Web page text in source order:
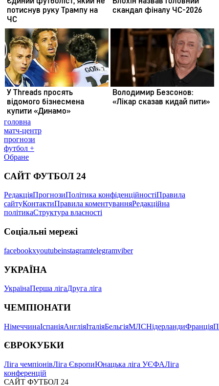
головна
матч-центр
прогнози
футбол +
Обране
САЙТ ФУТБОЛ 24
РедакціяПрогнозиПолітика конфіденційностіПравила
сайтуКонтактиПравила коментуванняРедакційна
політикаСтруктура власності
Соціальні мережі
facebookxyoutubeinstagramtelegramviber
УКРАЇНА
УкраїнаПерша лігаДруга ліга
ЧЕМПІОНАТИ
НімеччинаІспаніяАнгліяІталіяБельгіяМЛСНідерландиФранція
ЄВРОКУБКИ
Ліга чемпіонівЛіга ЄвропиЮнацька ліга УЄФАЛіга
конференцій
САЙТ ФУТБОЛ 24